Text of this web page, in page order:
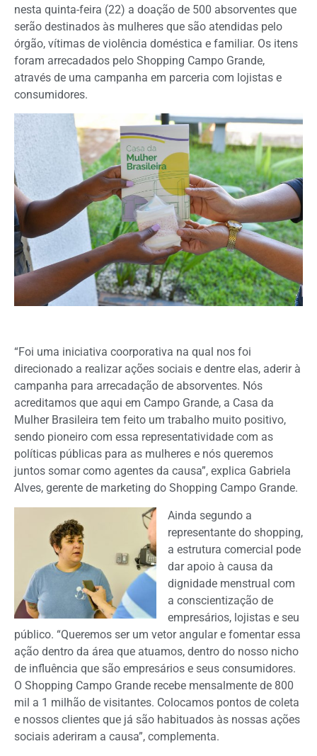
nesta quinta-feira (22) a doação de 500 absorventes que
serão destinados às mulheres que são atendidas pelo
órgão, vítimas de violência doméstica e familiar. Os itens
foram arrecadados pelo Shopping Campo Grande,
através de uma campanha em parceria com lojistas e
consumidores.
“Foi uma iniciativa coorporativa na qual nos foi
direcionado a realizar ações sociais e dentre elas, aderir à
campanha para arrecadação de absorventes. Nós
acreditamos que aqui em Campo Grande, a Casa da
Mulher Brasileira tem feito um trabalho muito positivo,
sendo pioneiro com essa representatividade com as
políticas públicas para as mulheres e nós queremos
juntos somar como agentes da causa”, explica Gabriela
Alves, gerente de marketing do Shopping Campo Grande.
Ainda segundo a
representante do shopping,
a estrutura comercial pode
dar apoio à causa da
dignidade menstrual com
a conscientização de
empresários, lojistas e seu
público. “Queremos ser um vetor angular e fomentar essa
ação dentro da área que atuamos, dentro do nosso nicho
de influência que são empresários e seus consumidores.
O Shopping Campo Grande recebe mensalmente de 800
mil a 1 milhão de visitantes. Colocamos pontos de coleta
e nossos clientes que já são habituados às nossas ações
sociais aderiram a causa”, complementa.